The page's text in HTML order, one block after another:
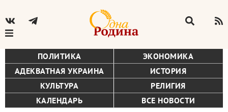
ПОЛИТИКА
ЭКОНОМИКА
АДЕКВАТНАЯ УКРАИНА
ИСТОРИЯ
КУЛЬТУРА
РЕЛИГИЯ
КАЛЕНДАРЬ
ВСЕ НОВОСТИ